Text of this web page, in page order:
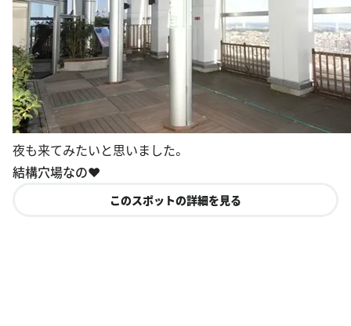
夜も来てみたいと思いました。
結構穴場なの♥️
このスポットの詳細を見る